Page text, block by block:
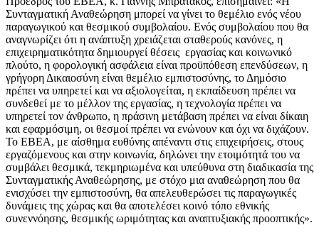
Συνταγματική Αναθεώρηση μπορεί να γίνει το θεμέλιο ενός νέου
παραγωγικού και θεσμικού συμβολαίου. Ενός συμβολαίου που θα
αναγνωρίζει ότι η ανάπτυξη χρειάζεται σταθερούς κανόνες, η
επιχειρηματικότητα δημιουργεί θέσεις εργασίας και κοινωνικό
πλούτο, η φορολογική ασφάλεια είναι προϋπόθεση επενδύσεων, η
γρήγορη Δικαιοσύνη είναι θεμέλιο εμπιστοσύνης, το Δημόσιο
πρέπει να υπηρετεί και να αξιολογείται, η εκπαίδευση πρέπει να
συνδεθεί με το μέλλον της εργασίας, η τεχνολογία πρέπει να
υπηρετεί τον άνθρωπο, η πράσινη μετάβαση πρέπει να είναι δίκαιη
και εφαρμόσιμη, οι θεσμοί πρέπει να ενώνουν και όχι να διχάζουν.
Το ΕΒΕΑ, με αίσθημα ευθύνης απέναντι στις επιχειρήσεις, στους
εργαζόμενους και στην κοινωνία, δηλώνει την ετοιμότητά του να
συμβάλει θεσμικά, τεκμηριωμένα και υπεύθυνα στη διαδικασία της
Συνταγματικής Αναθεώρησης, με στόχο μια αναθεώρηση που θα
ενισχύσει την εμπιστοσύνη, θα απελευθερώσει τις παραγωγικές
δυνάμεις της χώρας και θα αποτελέσει κοινό τόπο εθνικής
συνεννόησης, θεσμικής ωριμότητας και αναπτυξιακής προοπτικής».